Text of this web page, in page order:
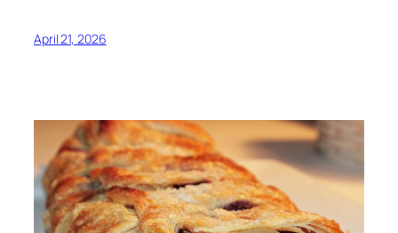
April 21, 2026